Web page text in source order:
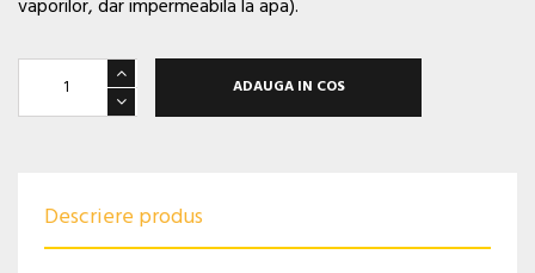
vaporilor, dar impermeabila la apa).
ADAUGA IN COS
Descriere produs